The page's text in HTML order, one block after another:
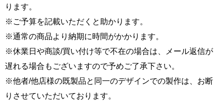
ります。
※ご予算を記載いただくと助かります。
※通常の商品より納期に時間がかかります。
※休業日や商談/買い付け等で不在の場合は、メール返信が
遅れる場合もございますので予めご了承下さい。
※他者/他店様の既製品と同一のデザインでの製作は、お断
りさせていただいております。